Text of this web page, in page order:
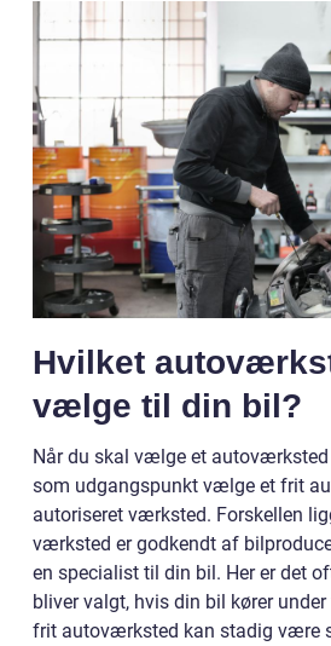
Hvilket
vælge til din bil?
Når du skal vælge et
som udgangspunkt vælge et frit
autoriseret værksted. Forskellen
værksted er godkendt af
en specialist til din bil. Her er det
bliver valgt, hvis din bil kører
frit autoværksted kan stadig være